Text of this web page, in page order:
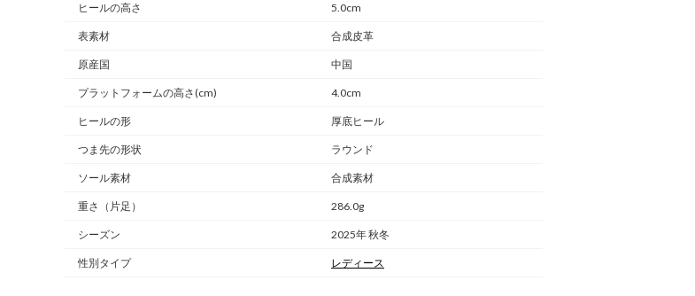
ヒールの高さ 5.0cm
表素材 合成皮革
原産国 中国
プラットフォームの高さ(cm) 4.0cm
ヒールの形 厚底ヒール
つま先の形状 ラウンド
ソール素材 合成素材
重さ （片足） 286.0g
シーズン 2025年 秋冬
性別タイプ レディース